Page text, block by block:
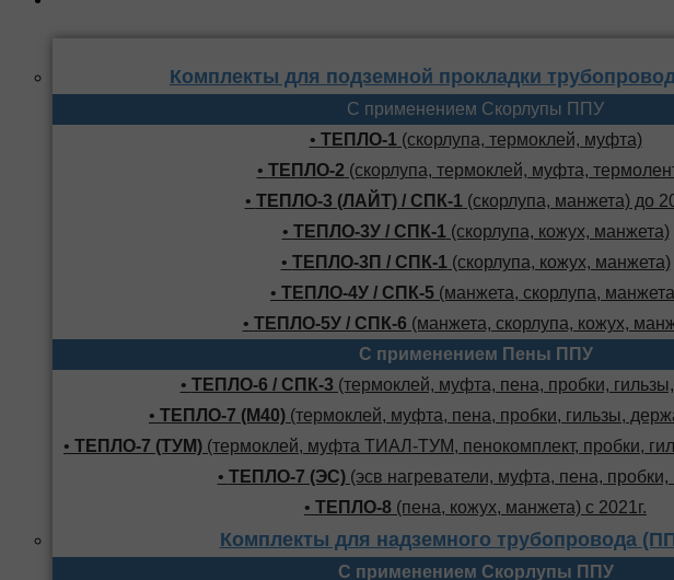
Комплекты для подземной прокладки
С применением Скорлупы ППУ
• ТЕПЛО-1 (скорлупа, термоклей, муфта)
• ТЕПЛО-2 (скорлупа, термоклей, муфта,
• ТЕПЛО-3 (ЛАЙТ) / СПК-1 (скорлупа, манжета) до
• ТЕПЛО-3У / СПК-1 (скорлупа, кожух, манжета)
• ТЕПЛО-3П / СПК-1 (скорлупа, кожух, манжета)
• ТЕПЛО-4У / СПК-5 (манжета, скорлупа,
• ТЕПЛО-5У / СПК-6 (манжета, скорлупа, кожух,
С применением Пены ППУ
• ТЕПЛО-6 / СПК-3 (термоклей, муфта, пена, пробки,
• ТЕПЛО-7 (М40) (термоклей, муфта, пена, пробки, гильзы,
• ТЕПЛО-7 (ТУМ) (термоклей, муфта ТИАЛ-ТУМ, пенокомплект, пробки,
• ТЕПЛО-7 (ЭС)(эсв нагреватели, муфта, пена, пробки,
• ТЕПЛО-8 (пена, кожух, манжета) с 2021г.
Комплекты для надземного трубопровода
С применением Скорлупы ППУ